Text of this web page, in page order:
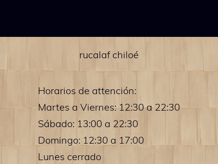
rucalaf chiloé
Horarios de attención:
Martes a Viernes: 12:30 a 22:30
Sábado: 13:00 a 22:30
Domingo: 12:30 a 17:00
Lunes cerrado